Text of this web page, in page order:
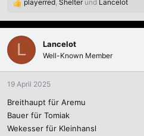
R
a
k
i
o
n
n
:
playerred Shelter und Lancelot
L Lancelot
Well-Known Member
19 April 2025
Breithaupt für Aremu
Bauer für Tomiak
Wekesser für Kleinhansl